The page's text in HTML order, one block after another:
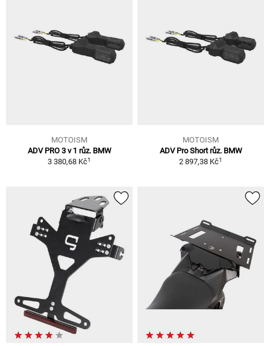
MOTOISM
ADV PRO 3 v 1 růz. BMW
3 380,68 Kč1
MOTOISM
ADV Pro Short růz. BMW
2 897,38 Kč1